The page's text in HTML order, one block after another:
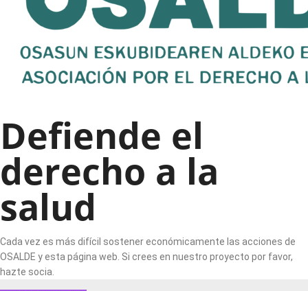
Defiende el
derecho a la
salud
Cada vez es más difícil sostener económicamente las acciones de
OSALDE y esta página web. Si crees en nuestro proyecto por favor,
hazte socia.